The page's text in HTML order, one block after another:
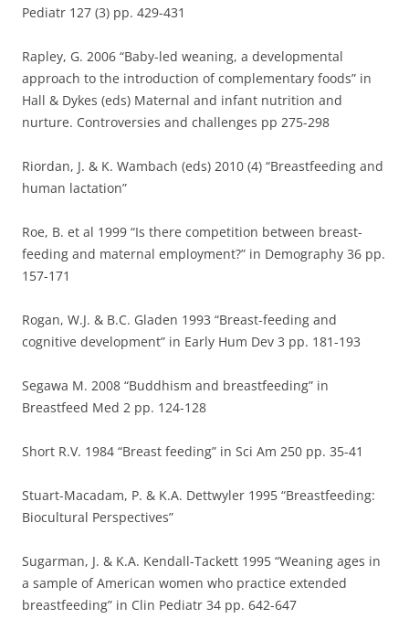
Pediatr 127 (3) pp. 429-431
Rapley, G. 2006 “Baby-led weaning, a developmental
approach to the introduction of complementary foods” in
Hall & Dykes (eds) Maternal and infant nutrition and
nurture. Controversies and challenges pp 275-298
Riordan, J. & K. Wambach (eds) 2010 (4) “Breastfeeding and
human lactation”
Roe, B. et al 1999 “Is there competition between breast-
feeding and maternal employment?” in Demography 36 pp.
157-171
Rogan, W.J. & B.C. Gladen 1993 “Breast-feeding and
cognitive development” in Early Hum Dev 3 pp. 181-193
Segawa M. 2008 “Buddhism and breastfeeding” in
Breastfeed Med 2 pp. 124-128
Short R.V. 1984 “Breast feeding” in Sci Am 250 pp. 35-41
Stuart-Macadam, P. & K.A. Dettwyler 1995 “Breastfeeding:
Biocultural Perspectives”
Sugarman, J. & K.A. Kendall-Tackett 1995 “Weaning ages in
a sample of American women who practice extended
breastfeeding” in Clin Pediatr 34 pp. 642-647